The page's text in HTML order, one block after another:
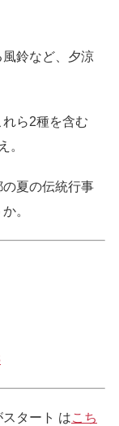
鈴など、夕涼
ら2種を含む
。
夏の伝統行事
。
スタート はこち